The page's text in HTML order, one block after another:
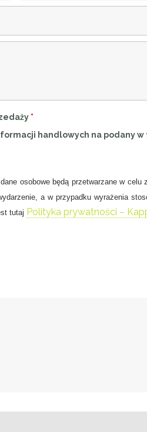
*
handlowych na podany
osobowe będą przetwarzane w celu
, a w przypadku wyrażenia
tutaj Polityka prywatności –